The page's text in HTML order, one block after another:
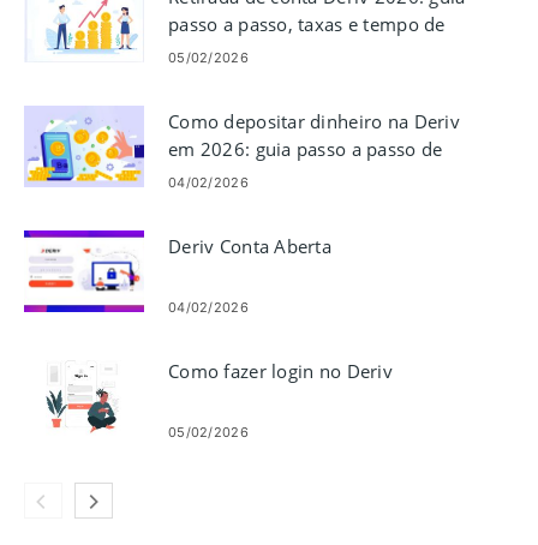
passo a passo, taxas e tempo de
processamento
05/02/2026
Como depositar dinheiro na Deriv
em 2026: guia passo a passo de
financiamento, taxas e tempo de
04/02/2026
Deriv Conta Aberta
04/02/2026
Como fazer login no Deriv
05/02/2026